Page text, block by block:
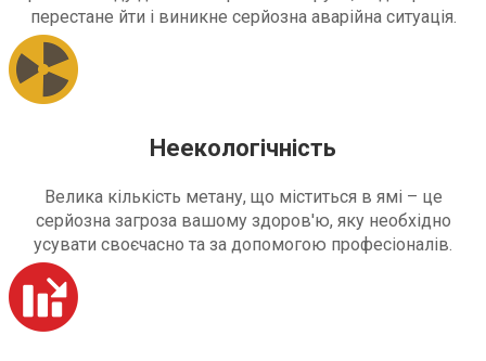
перестане йти і виникне серйозна аварійна ситуація.
Неекологічність
Велика кількість метану, що міститься в ямі – це
серйозна загроза вашому здоров'ю, яку необхідно
усувати своєчасно та за допомогою професіоналів.